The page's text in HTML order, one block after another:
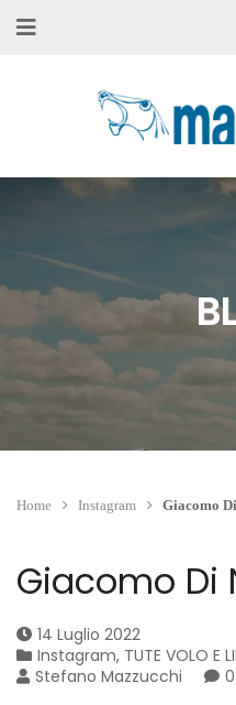
Home Instagram Giacomo
Giacomo Di
14 Luglio 2022
Instagram, TUTE VOLO E
Stefano Mazzucchi